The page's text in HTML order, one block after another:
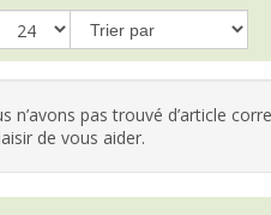
n’avons pas trouvé d’article
de vous aider.